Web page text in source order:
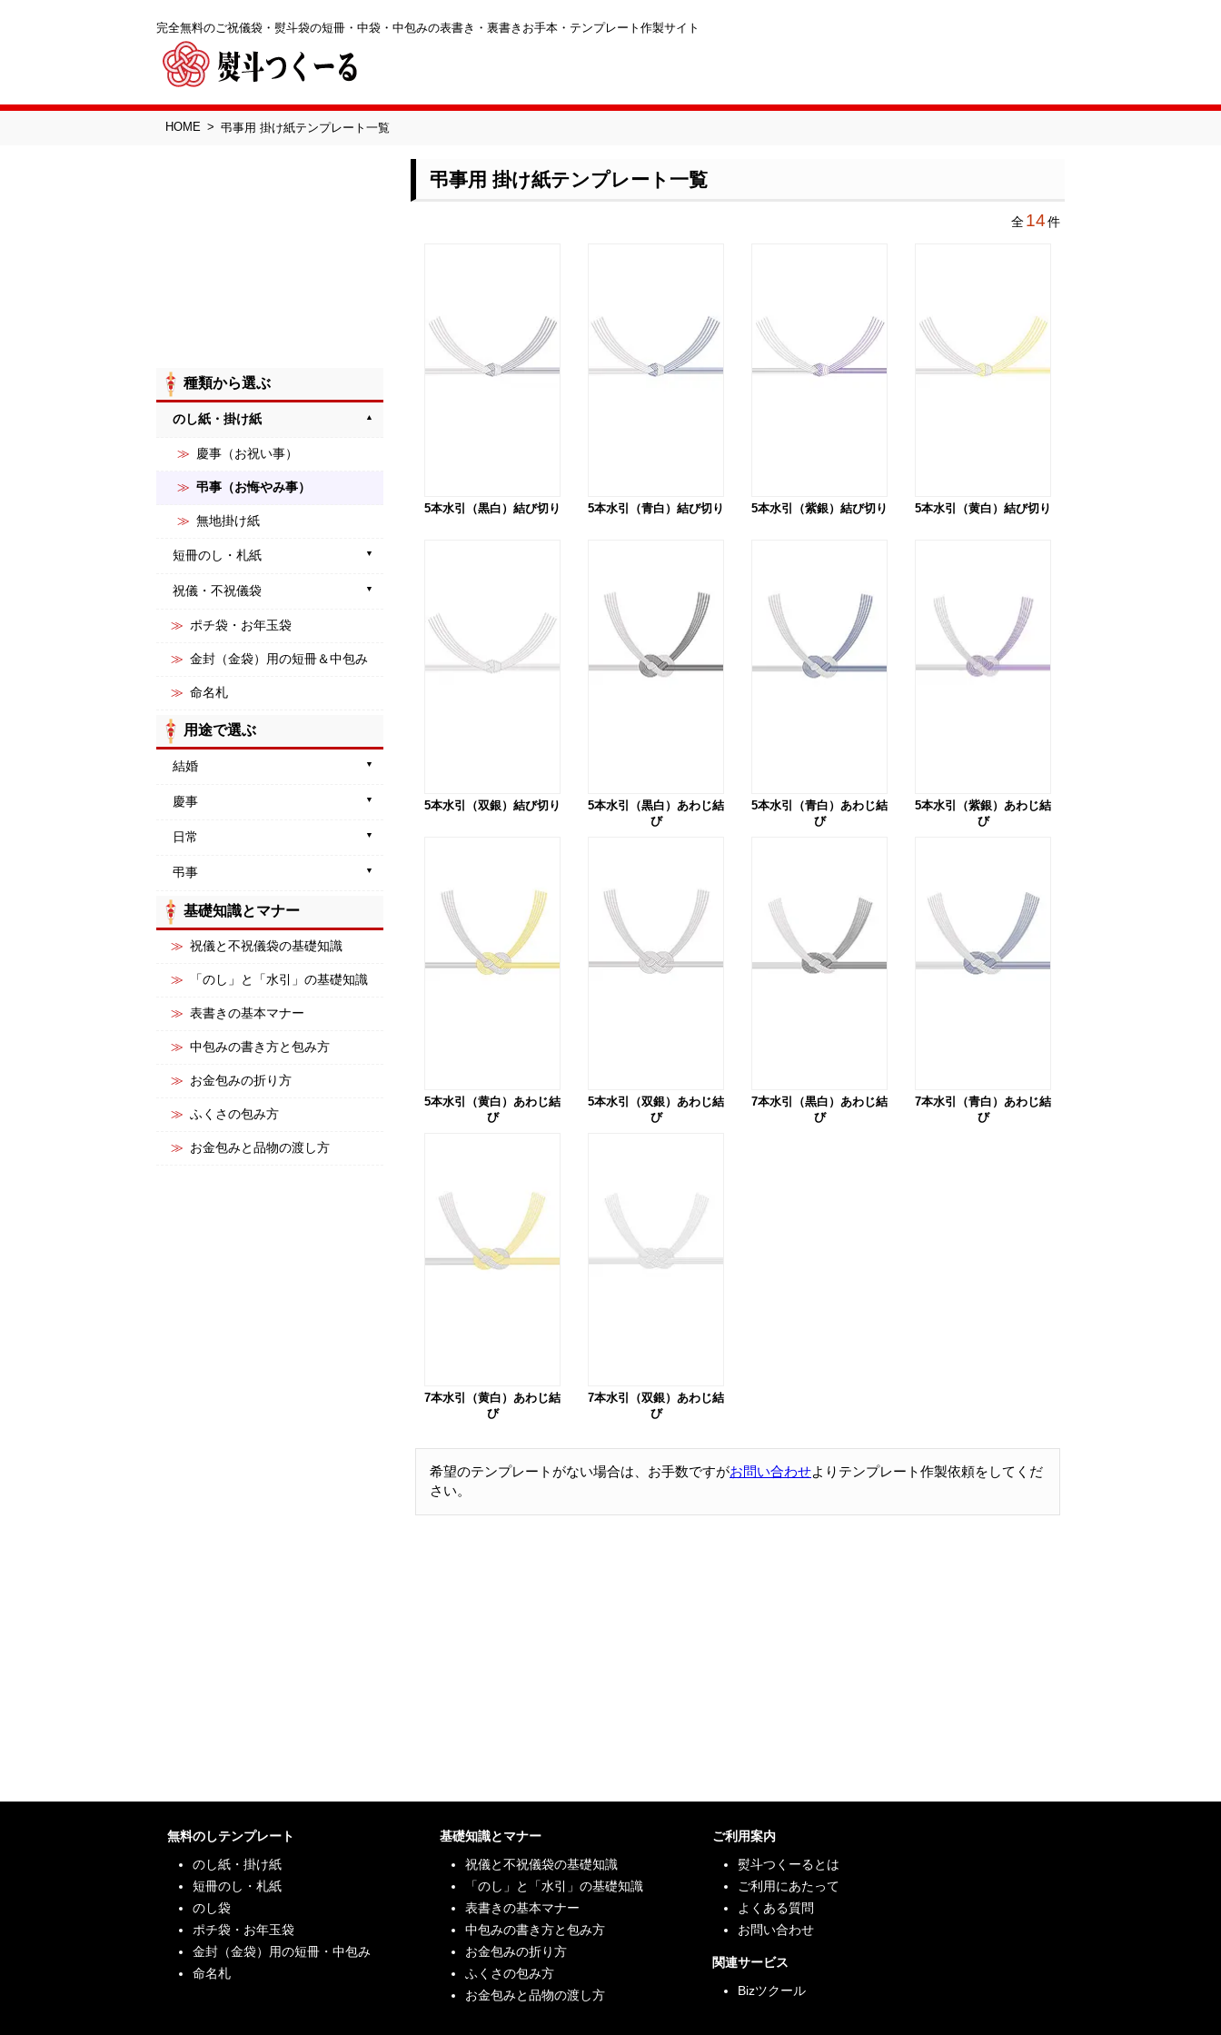
完全無料のご祝儀袋・熨斗袋の短冊・中袋・中包みの表書き・裏書きお手本・テンプレート作製サイト
HOME 弔事用 掛け紙テンプレート一覧
弔事用 掛け紙テンプレート一覧
全14件
5本水引（黒白）結び切り 5本水引（青白）結び切り 5本水引（紫銀）結び切り 5本水引（黄白）結び切り
5本水引（双銀）結び切り
5本水引（黒白）あわじ結
び
5本水引（青白）あわじ結
び
5本水引（紫銀）あわじ結
び
5本水引（黄白）あわじ結
び
5本水引（双銀）あわじ結
び
7本水引（黒白）あわじ結
び
7本水引（青白）あわじ結
び
7本水引（黄白）あわじ結
び
7本水引（双銀）あわじ結
び
希望のテンプレートがない場合は、お手数ですがお問い合わせよりテンプレート作製依頼をしてくだ
さい。
種類から選ぶ
のし紙・掛け紙
慶事（お祝い事）
弔事（お悔やみ事）
無地掛け紙
短冊のし・札紙
祝儀・不祝儀袋
ポチ袋・お年玉袋
金封（金袋）用の短冊＆中包み
命名札
用途で選ぶ
結婚
慶事
日常
弔事
基礎知識とマナー
祝儀と不祝儀袋の基礎知識
「のし」と「水引」の基礎知識
表書きの基本マナー
中包みの書き方と包み方
お金包みの折り方
ふくさの包み方
お金包みと品物の渡し方
無料のしテンプレート
のし紙・掛け紙
短冊のし・札紙
のし袋
ポチ袋・お年玉袋
金封（金袋）用の短冊・中包み
命名札
基礎知識とマナー
祝儀と不祝儀袋の基礎知識
「のし」と「水引」の基礎知識
表書きの基本マナー
中包みの書き方と包み方
お金包みの折り方
ふくさの包み方
お金包みと品物の渡し方
ご利用案内
熨斗つくーるとは
ご利用にあたって
よくある質問
お問い合わせ
関連サービス
Bizツクール